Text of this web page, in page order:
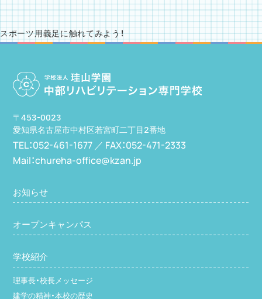
スポーツ用義足に触れてみよう！
〒453-0023
愛知県名古屋市中村区若宮町二丁目2番地
TEL：052-461-1677 ／ FAX：052-471-2333
Mail：chureha-office@kzan.jp
お知らせ
オープンキャンパス
学校紹介
理事長・校長メッセージ
建学の精神・本校の歴史